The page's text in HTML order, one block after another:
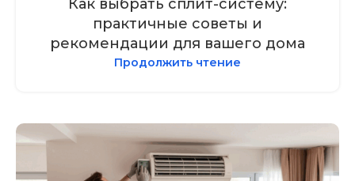
Как выбрать сплит-систему:
практичные советы и
рекомендации для вашего дома
Продолжить чтение